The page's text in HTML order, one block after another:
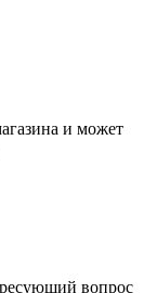
и может
вопрос